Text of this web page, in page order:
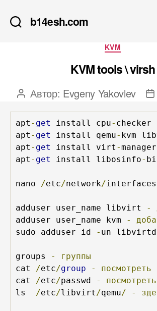
b14esh.com
Рубрики
KVM
KVM tools \ virsh
Автор
записи
Автор: Evgeny Yakovlev
apt - get install cpu- checker
apt - get install qemu- kvm
apt - get install virt -manager
apt - get install libosinfo-
nano /etc/network/interfaces
adduser user_name libvirt -
adduser user_name kvm
-
sudo adduser id
- un libvirtd
groups -
группы
cat
/etc/group - посмотреть
cat
/etc/passwd - посмотреть
ls
/etc/libvirt /qemu/ -